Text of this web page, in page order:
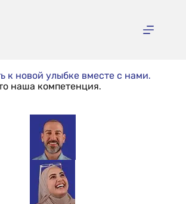
к новой улыбке вместе с нами.
наша компетенция.